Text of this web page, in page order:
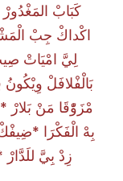
كَبَابْ
اكْداكْ جِبْ
لِيَّ امْيَاتْ
بَالْفْلافَلْ
مْزَوّْقَا مَنْ بَلارْ *
بِهْ الْفَكْرَا
زِدْ بِيَّ للَدَّارْ